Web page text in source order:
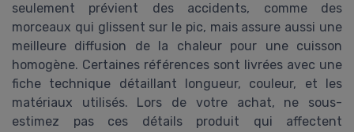
seulement prévient des accidents, comme des
morceaux qui glissent sur le pic, mais assure aussi une
meilleure diffusion de la chaleur pour une cuisson
homogène. Certaines références sont livrées avec une
fiche technique détaillant longueur, couleur, et les
matériaux utilisés. Lors de votre achat, ne sous-
estimez pas ces détails produit qui affectent